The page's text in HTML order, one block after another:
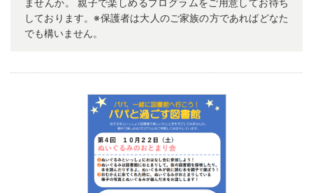
ませんか。 親子で楽しめるプログラムをご用意してお待ち
しております。※保護者は大人のご家族の方であればどなた
でも構いません。